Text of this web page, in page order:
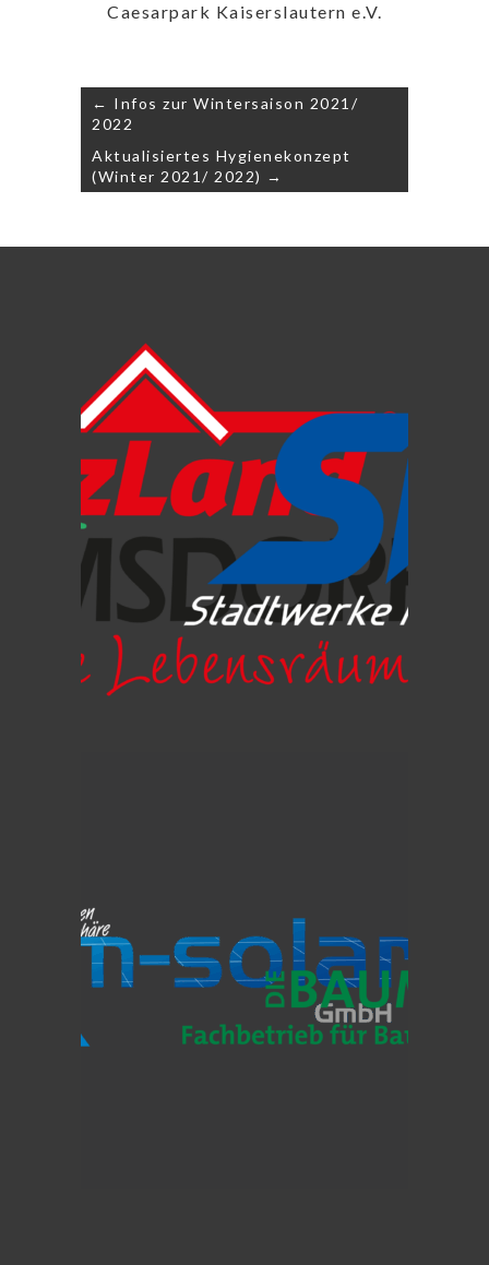
Caesarpark Kaiserslautern e.V.
Beitragsnavigation
← Infos zur Wintersaison 2021/
2022
Aktualisiertes Hygienekonzept
(Winter 2021/ 2022) →